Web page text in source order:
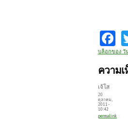
สุดท้าย
b
k
บล็อกของ วั
ความ
เจ้โส
20
ตุลาคม,
2011 -
10:42
permalink